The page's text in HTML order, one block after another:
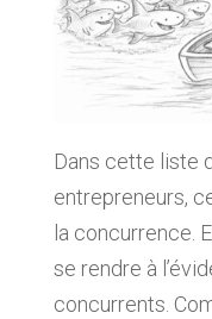
Dans cette liste
entrepreneurs,
la concurrence.
se rendre à
concurrents.